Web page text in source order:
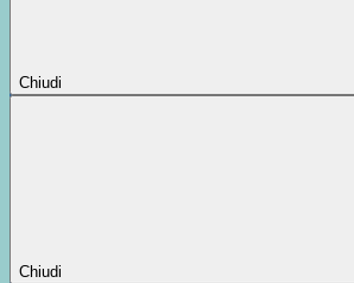
Chiudi
Chiudi